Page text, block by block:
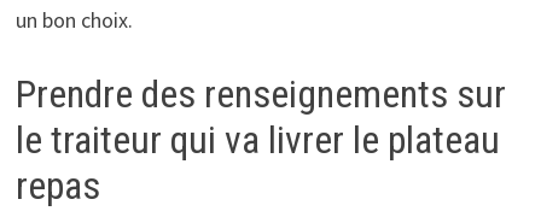
un bon choix.
Prendre des renseignements sur
le traiteur qui va livrer le plateau
repas